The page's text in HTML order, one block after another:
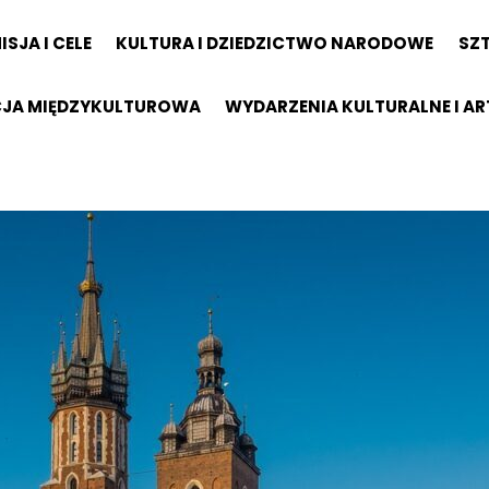
I CELE KULTURA I DZIEDZICTWO NARODOWE
MIĘDZYKULTUROWA WYDARZENIA KULTURALNE I